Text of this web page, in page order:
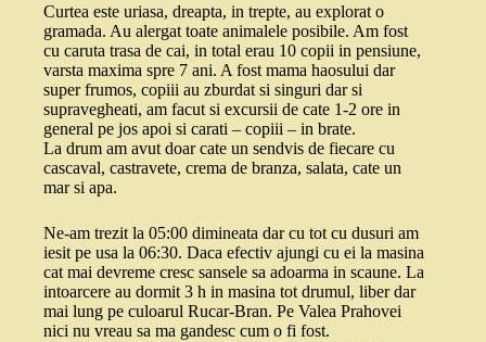
Curtea este uriasa, dreapta, in trepte, au explorat o
gramada. Au alergat toate animalele posibile. Am fost
cu caruta trasa de cai, in total erau 10 copii in pensiune,
varsta maxima spre 7 ani. A fost mama haosului dar
super frumos, copiii au zburdat si singuri dar si
supravegheati, am facut si excursii de cate 1-2 ore in
general pe jos apoi si carati – copiii – in brate.
La drum am avut doar cate un sendvis de fiecare cu
cascaval, castravete, crema de branza, salata, cate un
mar si apa.
Ne-am trezit la 05:00 dimineata dar cu tot cu dusuri am
iesit pe usa la 06:30. Daca efectiv ajungi cu ei la masina
cat mai devreme cresc sansele sa adoarma in scaune. La
intoarcere au dormit 3 h in masina tot drumul, liber dar
mai lung pe culoarul Rucar-Bran. Pe Valea Prahovei
nici nu vreau sa ma gandesc cum o fi fost.